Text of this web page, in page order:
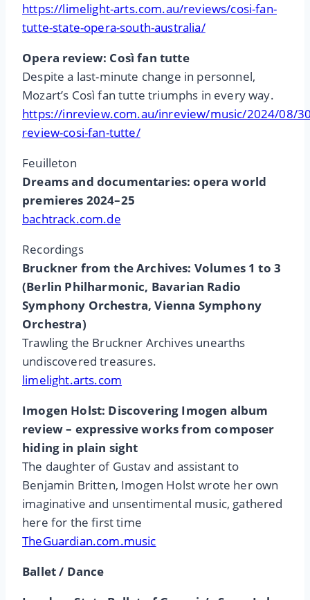
https://limelight-arts.com.au/reviews/cosi-fan-
tutte-state-opera-south-australia/
Opera review: Così fan tutte
Despite a last-minute change in personnel,
Mozart’s Così fan tutte triumphs in every way.
https://inreview.com.au/inreview/music/2024/08/
review-cosi-fan-tutte/
Feuilleton
Dreams and documentaries: opera world
premieres 2024–25
bachtrack.com.de
Recordings
Bruckner from the Archives: Volumes 1 to 3
(Berlin Philharmonic, Bavarian Radio
Symphony Orchestra, Vienna Symphony
Orchestra)
Trawling the Bruckner Archives unearths
undiscovered treasures.
limelight.arts.com
Imogen Holst: Discovering Imogen album
review – expressive works from composer
hiding in plain sight
The daughter of Gustav and assistant to
Benjamin Britten, Imogen Holst wrote her own
imaginative and unsentimental music, gathered
here for the first time
TheGuardian.com.music
Ballet / Dance